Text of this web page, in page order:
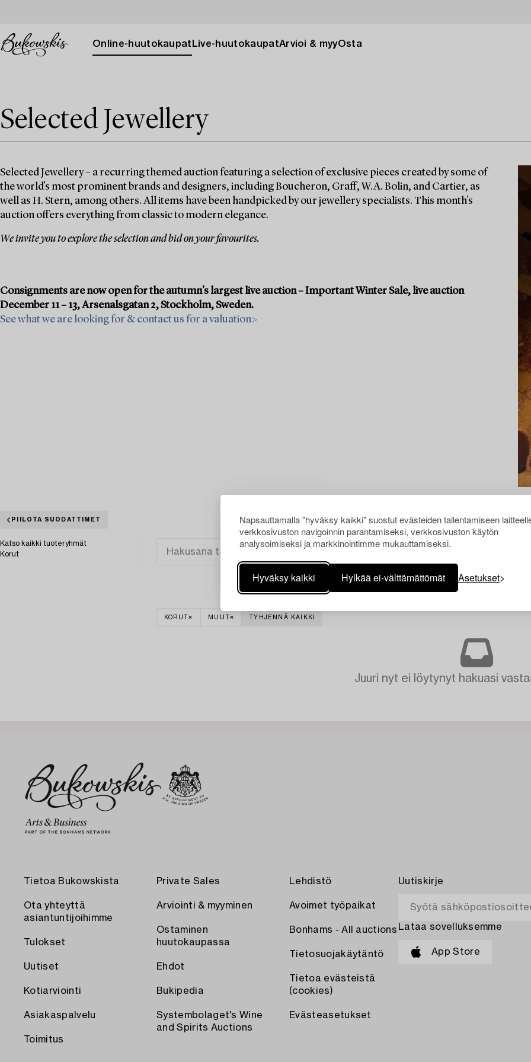
Napsauttamalla "hyväksy kaikki" suostut evästeiden tallentamiseen
verkkosivuston navigoinnin parantamiseksi, verkkosivuston käytön
analysoimiseksi ja markkinointimme mukauttamiseksi.
Hyväksy kaikki Hylkää ei-välttämättömät Asetukset
Online-huutokaupat Live-huutokaupatArvioi & myyOsta
Selected Jewellery
Selected Jewellery – a recurring themed auction featuring a selection of exclusive pieces created by some of
the world's most prominent brands and designers, including Boucheron, Graff, W.A. Bolin, and Cartier, as
well as H. Stern, among others. All items have been handpicked by our jewellery specialists. This month's
auction offers everything from classic to modern elegance.
We invite you to explore the selection and bid on your favourites.
Consignments are now open for the autumn’s largest live auction – Important Winter Sale, live auction
December 11 – 13, Arsenalsgatan 2, Stockholm, Sweden.
See what we are looking for & contact us for a valuation>
PIILOTA SUODATTIMET
Katso kaikki tuoteryhmät
Korut
KORUT MUUT TYHJENNÄ KAIKKI
Juuri nyt ei löytynyt hakuasi
Tietoa Bukowskista
Ota yhteyttä
asiantuntijoihimme
Tulokset
Uutiset
Kotiarviointi
Asiakaspalvelu
Toimitus
Private Sales
Arviointi & myyminen
Ostaminen
huutokaupassa
Ehdot
Bukipedia
Systembolaget's Wine
and Spirits Auctions
Lehdistö
Avoimet työpaikat
Bonhams - All auctions
Tietosuojakäytäntö
Tietoa evästeistä
(cookies)
Evästeasetukset
Uutiskirje
Lataa sovelluksemme
App Store